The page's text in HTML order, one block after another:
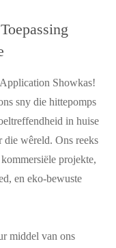
Showkas!
sny die hittepomps
in huise
die wêreld. Ons reeks
projekte,
en eko-bewuste
middel van ons